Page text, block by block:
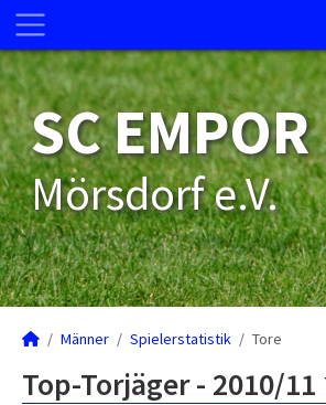
SC EMPOR
Mörsdorf e.V.
Männer Spielerstatistik Tore
Top-Torjäger - 2010/11